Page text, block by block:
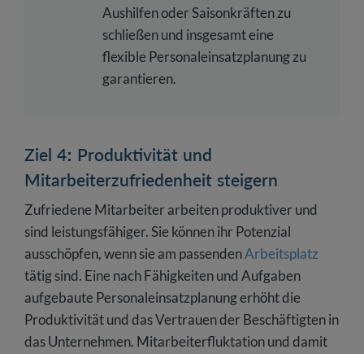
Aushilfen oder Saisonkräften zu
schließen und insgesamt eine
flexible Personaleinsatzplanung zu
garantieren.
Ziel 4: Produktivität und
Mitarbeiterzufriedenheit steigern
Zufriedene Mitarbeiter arbeiten produktiver und
sind leistungsfähiger. Sie können ihr Potenzial
ausschöpfen, wenn sie am passendenArbeitsplatz
tätig sind. Eine nach Fähigkeiten und Aufgaben
aufgebaute Personaleinsatzplanung erhöht die
Produktivität und das Vertrauen der Beschäftigten in
das Unternehmen. Mitarbeiterfluktation und damit